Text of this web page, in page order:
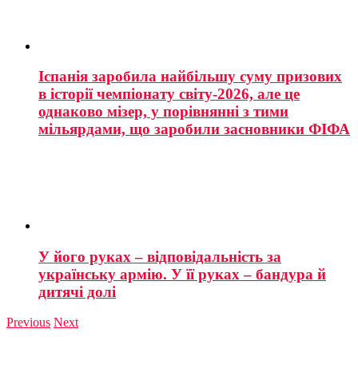
Іспанія заробила найбільшу суму призових
в історії чемпіонату світу-2026, але це
однаково мізер, у порівнянні з тими
мільярдами, що заробили засновники ФІФА
У його руках – відповідальність за
українську армію. У її руках – бандура й
дитячі долі
Previous Next